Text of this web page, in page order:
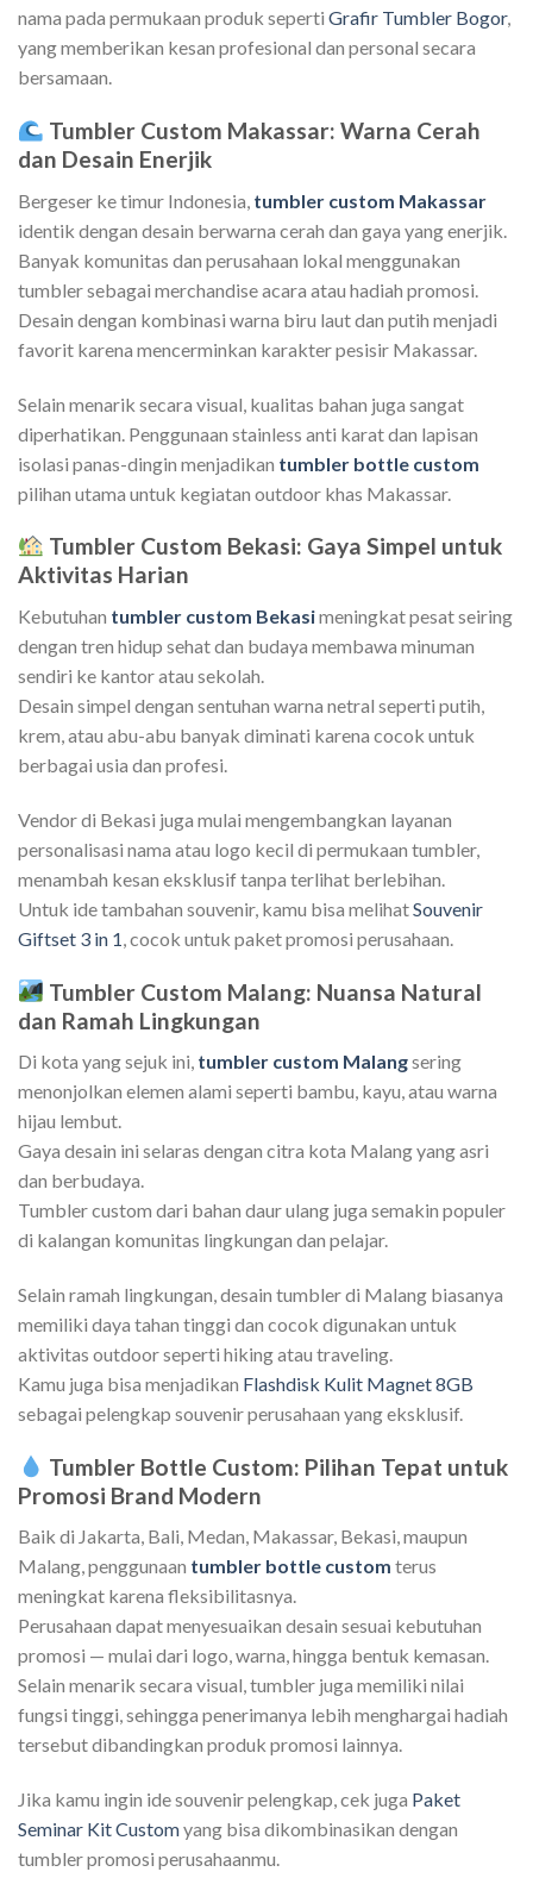
nama pada permukaan produk seperti Grafir Tumbler Bogor,
yang memberikan kesan profesional dan personal secara
bersamaan.
Tumbler Custom Makassar: Warna Cerah
dan Desain Enerjik
Bergeser ke timur Indonesia, tumbler custom Makassar
identik dengan desain berwarna cerah dan gaya yang enerjik.
Banyak komunitas dan perusahaan lokal menggunakan
tumbler sebagai merchandise acara atau hadiah promosi.
Desain dengan kombinasi warna biru laut dan putih menjadi
favorit karena mencerminkan karakter pesisir Makassar.
Selain menarik secara visual, kualitas bahan juga sangat
diperhatikan. Penggunaan stainless anti karat dan lapisan
isolasi panas-dingin menjadikan tumbler bottle custom
pilihan utama untuk kegiatan outdoor khas Makassar.
Tumbler Custom Bekasi: Gaya Simpel untuk
Aktivitas Harian
Kebutuhan tumbler custom Bekasimeningkat pesat seiring
dengan tren hidup sehat dan budaya membawa minuman
sendiri ke kantor atau sekolah.
Desain simpel dengan sentuhan warna netral seperti putih,
krem, atau abu-abu banyak diminati karena cocok untuk
berbagai usia dan profesi.
Vendor di Bekasi juga mulai mengembangkan layanan
personalisasi nama atau logo kecil di permukaan tumbler,
menambah kesan eksklusif tanpa terlihat berlebihan.
Untuk ide tambahan souvenir, kamu bisa melihatSouvenir
Giftset 3 in 1 , cocok untuk paket promosi perusahaan.
Tumbler Custom Malang: Nuansa Natural
dan Ramah Lingkungan
Di kota yang sejuk ini, tumbler custom Malangsering
menonjolkan elemen alami seperti bambu, kayu, atau warna
hijau lembut.
Gaya desain ini selaras dengan citra kota Malang yang asri
dan berbudaya.
Tumbler custom dari bahan daur ulang juga semakin populer
di kalangan komunitas lingkungan dan pelajar.
Selain ramah lingkungan, desain tumbler di Malang biasanya
memiliki daya tahan tinggi dan cocok digunakan untuk
aktivitas outdoor seperti hiking atau traveling.
Kamu juga bisa menjadikan Flashdisk Kulit Magnet 8GB
sebagai pelengkap souvenir perusahaan yang eksklusif.
Tumbler Bottle Custom: Pilihan Tepat untuk
Promosi Brand Modern
Baik di Jakarta, Bali, Medan, Makassar, Bekasi, maupun
Malang, penggunaan tumbler bottle custom terus
meningkat karena fleksibilitasnya.
Perusahaan dapat menyesuaikan desain sesuai kebutuhan
promosi — mulai dari logo, warna, hingga bentuk kemasan.
Selain menarik secara visual, tumbler juga memiliki nilai
fungsi tinggi, sehingga penerimanya lebih menghargai hadiah
tersebut dibandingkan produk promosi lainnya.
Jika kamu ingin ide souvenir pelengkap, cek juga Paket
Seminar Kit Customyang bisa dikombinasikan dengan
tumbler promosi perusahaanmu.